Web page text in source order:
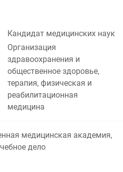
Кандидат медицинских наук
Организация
здравоохранения и
общественное здоровье,
терапия, физическая и
реабилитационная
медицина
медицинская академия,
дело